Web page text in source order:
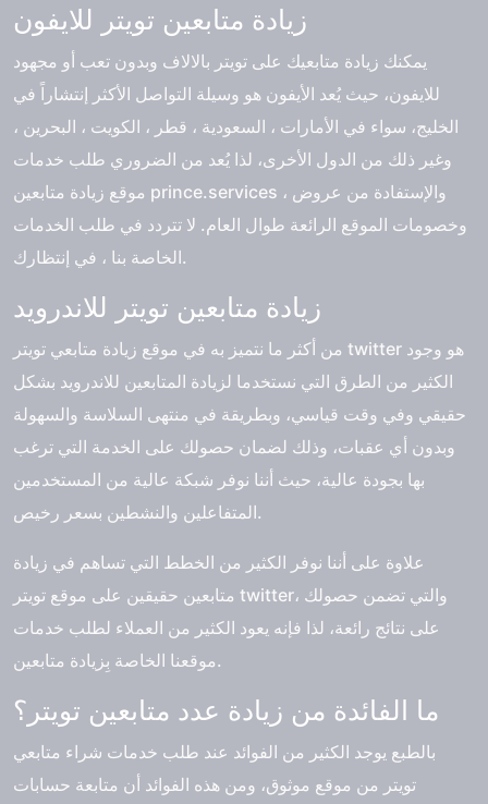
زيادة متابعين تويتر للايفون
يمكنك زيادة متابعيك على تويتر بالالاف وبدون تعب أو مجهود
للايفون، حيث يُعد الأيفون هو وسيلة التواصل الأكثر إنتشاراً في
الخليج، سواء في الأمارات ، السعودية ، قطر ، الكويت ، البحرين ،
وغير ذلك من الدول الأخرى، لذا يُعد من الضروري طلب خدمات
موقع زيادة متابعين prince.services ، والإستفادة من عروض
وخصومات الموقع الرائعة طوال العام. لا تتردد في طلب الخدمات
الخاصة بنا ، في إنتظارك.
زيادة متابعين تويتر للاندرويد
من أكثر ما نتميز به في موقع زيادة متابعي تويتر twitter هو وجود
الكثير من الطرق التي نستخدما لزيادة المتابعين للاندرويد بشكل
حقيقي وفي وقت قياسي، وبطريقة في منتهى السلاسة والسهولة
وبدون أي عقبات، وذلك لضمان حصولك على الخدمة التي ترغب
بها بجودة عالية، حيث أننا نوفر شبكة عالية من المستخدمين
المتفاعلين والنشطين بسعر رخيص.
علاوة على أننا نوفر الكثير من الخطط التي تساهم في زيادة
متابعين حقيقين على موقع تويتر twitter، والتي تضمن حصولك
على نتائج رائعة، لذا فإنه يعود الكثير من العملاء لطلب خدمات
موقعنا الخاصة بِزيادة متابعين.
ما الفائدة من زيادة عدد متابعين تويتر؟
بالطبع يوجد الكثير من الفوائد عند طلب خدمات شراء متابعي
تويتر من موقع موثوق، ومن هذه الفوائد أن متابعة حسابات